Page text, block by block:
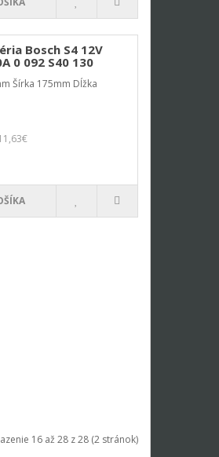
Bosch S4 12V
0 092 S40 130
Šírka 175mm Dĺžka
16 až 28 z 28 (2 stránok)